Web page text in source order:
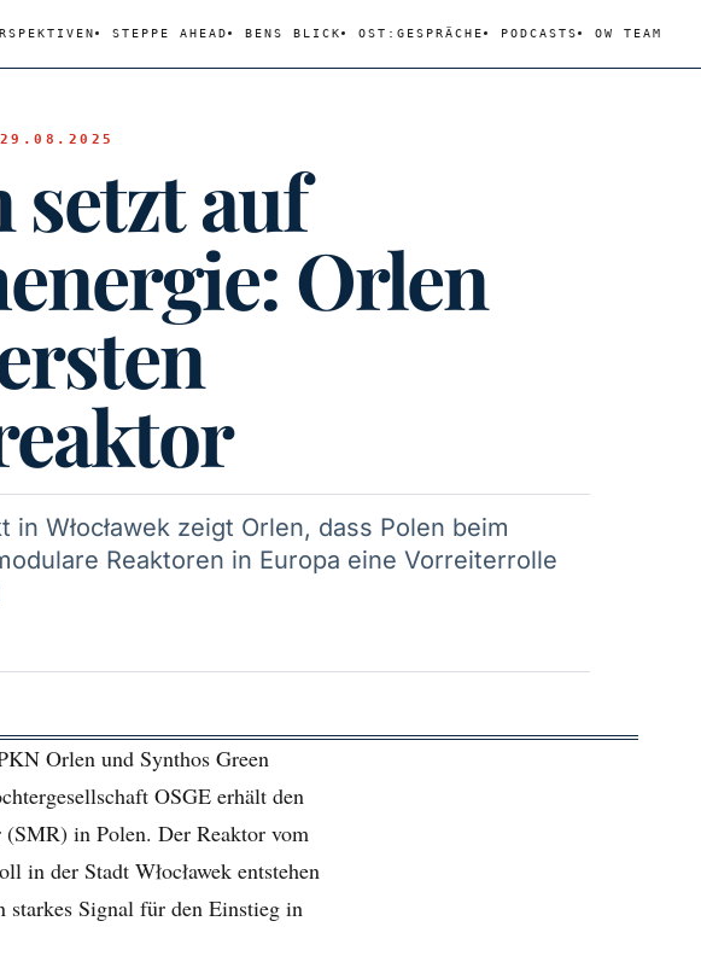
STEPPE AHEAD BENS BLICK OST:GESPRÄCHE PODCASTS OW TEAM
29.08.2025
setzt auf
Orlen
in Włocławek zeigt Orlen, dass Polen beim
Reaktoren in Europa eine Vorreiterrolle
Orlen und Synthos Green
OSGE erhält den
(SMR) in Polen. Der Reaktor vom
in der Stadt Włocławek entstehen
starkes Signal für den Einstieg in